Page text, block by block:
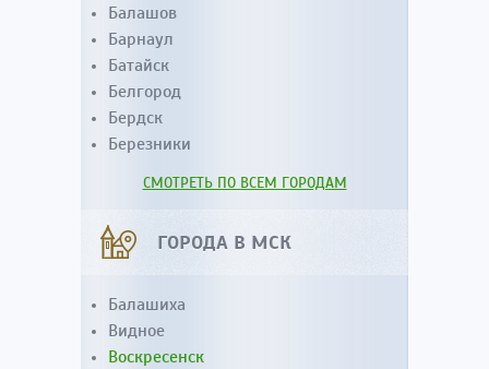
Балашов
Барнаул
Батайск
Белгород
Бердск
Березники
СМОТРЕТЬ ПО ВСЕМ ГОРОДАМ
ГОРОДА В МСК
Балашиха
Видное
Воскресенск